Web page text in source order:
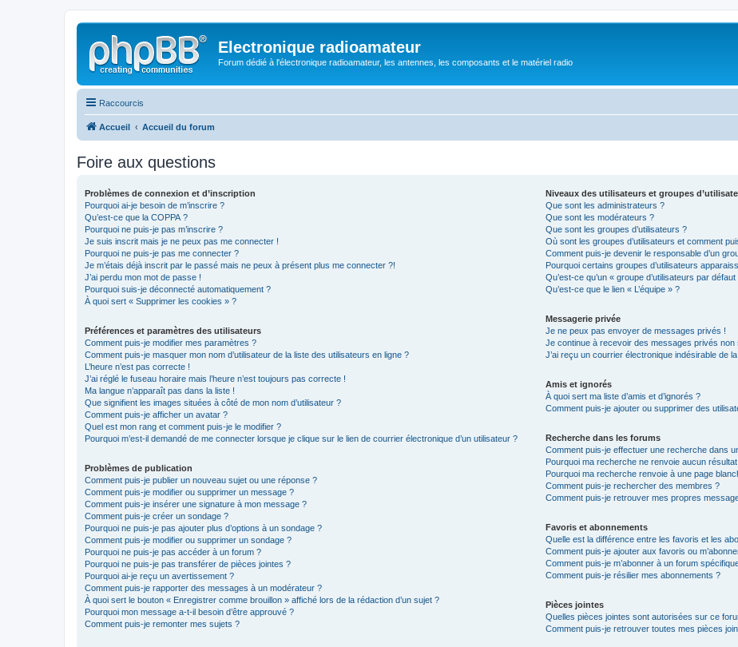
Electronique radioamateur
Forum dédié à l'électronique radioamateur, les antennes, les composants et le matériel radio
Raccourcis
Accueil Accueil du forum
Foire aux questions
Problèmes de connexion et d’inscription
Pourquoi ai-je besoin de m’inscrire ?
Qu’est-ce que la COPPA ?
Pourquoi ne puis-je pas m’inscrire ?
Je suis inscrit mais je ne peux pas me connecter !
Pourquoi ne puis-je pas me connecter ?
Je m’étais déjà inscrit par le passé mais ne peux à présent plus me connecter ?!
J’ai perdu mon mot de passe !
Pourquoi suis-je déconnecté automatiquement ?
À quoi sert « Supprimer les cookies » ?
Préférences et paramètres des utilisateurs
Comment puis-je modifier mes paramètres ?
Comment puis-je masquer mon nom d’utilisateur de la liste des utilisateurs en ligne ?
L’heure n’est pas correcte !
J’ai réglé le fuseau horaire mais l’heure n’est toujours pas correcte !
Ma langue n’apparaît pas dans la liste !
Que signifient les images situées à côté de mon nom d’utilisateur ?
Comment puis-je afficher un avatar ?
Quel est mon rang et comment puis-je le modifier ?
Pourquoi m’est-il demandé de me connecter lorsque je clique sur le lien de courrier électronique d’un utilisateur ?
Problèmes de publication
Comment puis-je publier un nouveau sujet ou une réponse ?
Comment puis-je modifier ou supprimer un message ?
Comment puis-je insérer une signature à mon message ?
Comment puis-je créer un sondage ?
Pourquoi ne puis-je pas ajouter plus d’options à un sondage ?
Comment puis-je modifier ou supprimer un sondage ?
Pourquoi ne puis-je pas accéder à un forum ?
Pourquoi ne puis-je pas transférer de pièces jointes ?
Pourquoi ai-je reçu un avertissement ?
Comment puis-je rapporter des messages à un modérateur ?
À quoi sert le bouton « Enregistrer comme brouillon » affiché lors de la rédaction d’un sujet ?
Pourquoi mon message a-t-il besoin d’être approuvé ?
Comment puis-je remonter mes sujets ?
Niveaux des utilisateurs et groupes
Que sont les administrateurs ?
Que sont les modérateurs ?
Que sont les groupes d’utilisateurs ?
Où sont les groupes d’utilisateurs et comment
Comment puis-je devenir le responsable d’un
Pourquoi certains groupes d’utilisateurs
Qu’est-ce qu’un « groupe d’utilisateurs par défaut
Qu’est-ce que le lien « L’équipe » ?
Messagerie privée
Je ne peux pas envoyer de messages privés !
Je continue à recevoir des messages privés non
J’ai reçu un courrier électronique indésirable de
Amis et ignorés
À quoi sert ma liste d’amis et d’ignorés ?
Comment puis-je ajouter ou supprimer des
Recherche dans les forums
Comment puis-je effectuer une recherche dans
Pourquoi ma recherche ne renvoie aucun
Pourquoi ma recherche renvoie à une page
Comment puis-je rechercher des membres ?
Comment puis-je retrouver mes propres
Favoris et abonnements
Quelle est la différence entre les favoris et les
Comment puis-je ajouter aux favoris ou
Comment puis-je m’abonner à un forum
Comment puis-je résilier mes abonnements ?
Pièces jointes
Quelles pièces jointes sont autorisées sur ce
Comment puis-je retrouver toutes mes pièces